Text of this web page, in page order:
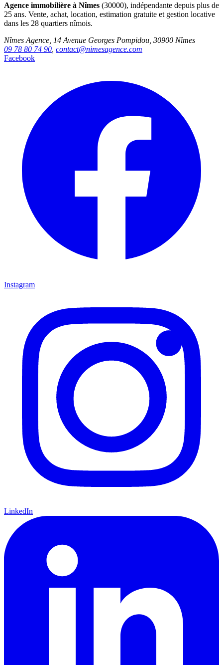
Agence immobilière à Nîmes (30000), indépendante depuis plus de
25 ans. Vente, achat, location, estimation gratuite et gestion locative
dans les 28 quartiers nîmois.
Nîmes Agence, 14 Avenue Georges Pompidou, 30900 Nîmes
09 78 80 74 90 contact@nimesagence.com
Facebook
Instagram
LinkedIn